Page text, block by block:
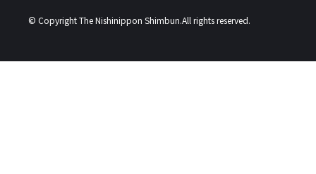
© Copyright The Nishinippon Shimbun.All rights reserved.